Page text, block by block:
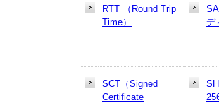
RTT （Round Trip
Time）
デ
SCT（Signed
Certificate